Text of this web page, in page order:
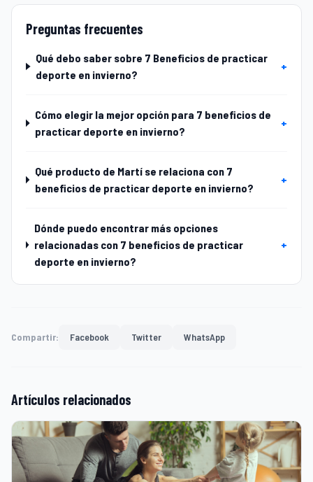
Preguntas frecuentes
Qué debo saber sobre 7 Beneficios de practicar
deporte en invierno?
+
Cómo elegir la mejor opción para 7 beneficios de
practicar deporte en invierno?
+
Qué producto de Martí se relaciona con 7
beneficios de practicar deporte en invierno?
+
Dónde puedo encontrar más opciones
relacionadas con 7 beneficios de practicar
deporte en invierno?
+
Compartir: Facebook Twitter WhatsApp
Artículos relacionados